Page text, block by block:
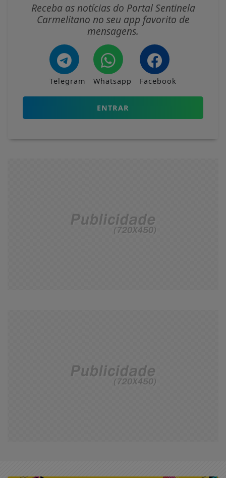
Receba as notícias do Portal Sentinela
Carmelitano no seu app favorito de
mensagens.
Telegram Whatsapp Facebook
ENTRAR